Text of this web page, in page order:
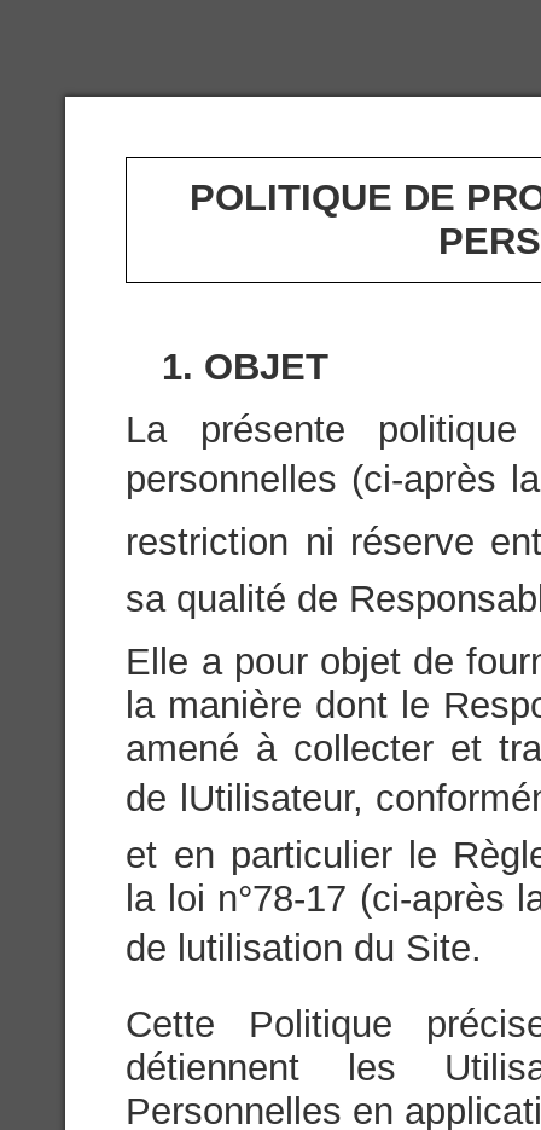
POLITIQUE DE
1. OBJET
La présente
personnelles (ci-après
restriction ni réserve
sa qualité de
Elle a pour objet de
la manière dont le
amené à collecter et
de lUtilisateur,
et en particulier le
la loi n°78-17 (ci-après
de lutilisation du Site.
Cette Politique
détiennent les
Personnelles en